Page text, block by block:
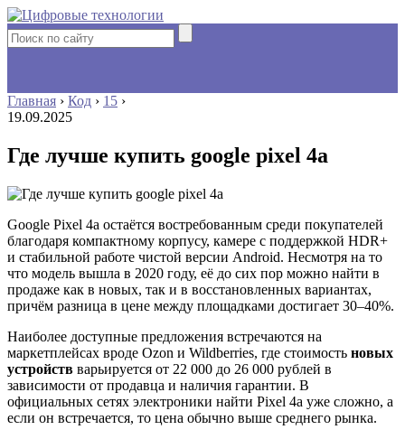
Главная › Код › 15 ›
19.09.2025
Где лучше купить google pixel 4a
Google Pixel 4a остаётся востребованным среди покупателей
благодаря компактному корпусу, камере с поддержкой HDR+
и стабильной работе чистой версии Android. Несмотря на то
что модель вышла в 2020 году, её до сих пор можно найти в
продаже как в новых, так и в восстановленных вариантах,
причём разница в цене между площадками достигает 30–40%.
Наиболее доступные предложения встречаются на
маркетплейсах вроде Ozon и Wildberries, где стоимость новых
устройств варьируется от 22 000 до 26 000 рублей в
зависимости от продавца и наличия гарантии. В
официальных сетях электроники найти Pixel 4a уже сложно, а
если он встречается, то цена обычно выше среднего рынка.